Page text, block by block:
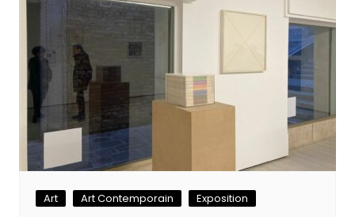
Art Art Contemporain Exposition